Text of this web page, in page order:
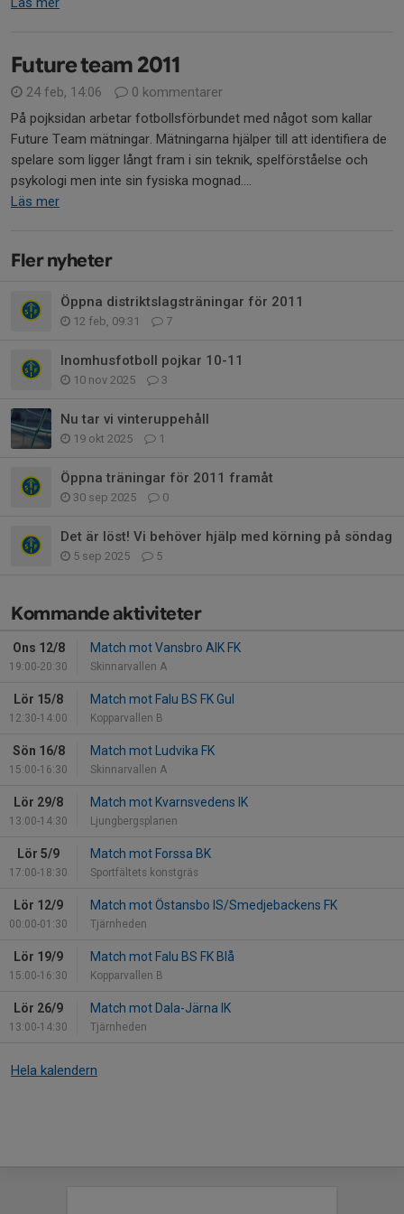
Future team 2011
24 feb, 14:06
0 kommentarer
På pojksidan arbetar fotbollsförbundet med något som kallar
Future Team mätningar. Mätningarna hjälper till att identifiera de
spelare som ligger långt fram i sin teknik, spelförståelse och
psykologi men inte sin fysiska mognad....
Läs mer
Fler nyheter
Öppna distriktslagsträningar för 2011
12 feb, 09:31 7
Inomhusfotboll pojkar 10-11
10 nov 2025 3
Nu tar vi vinteruppehåll
19 okt 2025 1
Öppna träningar för 2011 framåt
30 sep 2025 0
Det är löst! Vi behöver hjälp med körning på söndag
5 sep 2025 5
Kommande aktiviteter
Ons 12/8
19:00-20:30
Match mot Vansbro AIK FK
Skinnarvallen A
Lör 15/8
12:30-14:00
Match mot Falu BS FK Gul
Kopparvallen B
Sön 16/8
15:00-16:30
Match mot Ludvika FK
Skinnarvallen A
Lör 29/8
13:00-14:30
Match mot Kvarnsvedens IK
Ljungbergsplanen
Lör 5/9
17:00-18:30
Match mot Forssa BK
Sportfältets konstgräs
Lör 12/9
00:00-01:30
Match mot Östansbo IS/Smedjebackens FK
Tjärnheden
Lör 19/9
15:00-16:30
Match mot Falu BS FK Blå
Kopparvallen B
Lör 26/9
13:00-14:30
Match mot Dala-Järna IK
Tjärnheden
Hela kalendern